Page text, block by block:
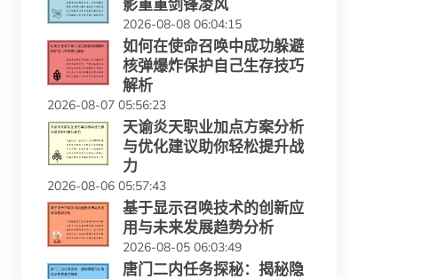
影重重剑锋凌风
2026-08-08 06:04:15
如何在使命召唤中成功躲避
核弹爆炸保护自己生存技巧
解析
2026-08-07 05:56:23
天谕炎天职业加点方案分析
与优化建议助你轻松提升战
力
2026-08-06 05:57:43
基于显示召唤技术的创新应
用与未来发展趋势分析
2026-08-05 06:03:49
唐门二内任务探秘：揭秘隐